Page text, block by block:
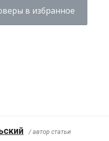
в избранное
/ автор статьи